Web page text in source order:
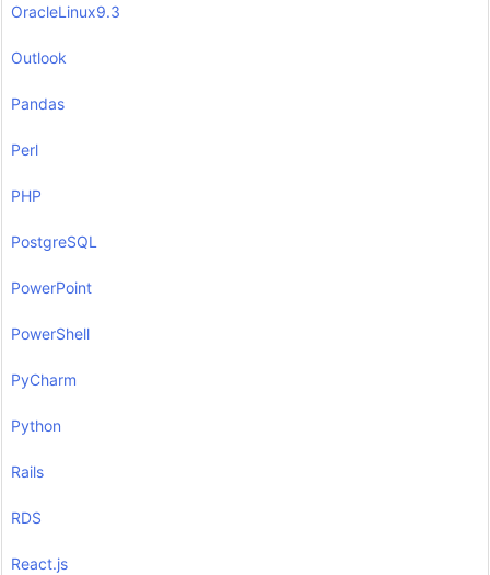
OracleLinux9.3
Outlook
Pandas
Perl
PHP
PostgreSQL
PowerPoint
PowerShell
PyCharm
Python
Rails
RDS
React.js